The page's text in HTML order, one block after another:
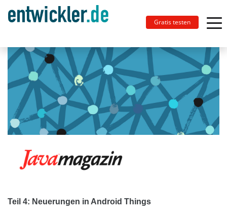
Gratis testen
Teil 4: Neuerungen in Android Things